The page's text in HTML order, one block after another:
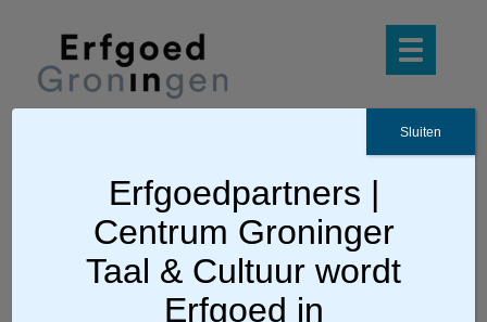
Oktober
Kindermaand
4 augustus 2017 / doorConvident-admin
Erfgoedpartners |
Centrum Groninger
Taal & Cultuur wordt
Erfgoed in
Sluiten